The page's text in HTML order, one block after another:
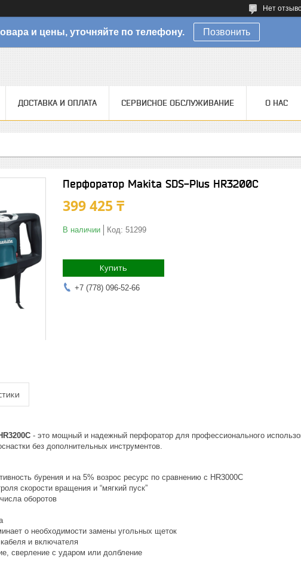
Нет
и цены, уточняйте по телефону. Позвонить
ДОСТАВКА И ОПЛАТА СЕРВИСНОЕ ОБСЛУЖИВАНИЕ О НАС
Перфоратор Makita SDS-Plus HR3200С
399 425 ₸
В наличии Код: 51299
Купить
+7 (778) 096-52-66
- это мощный и надежный перфоратор для профессионального
без дополнительных инструментов.
бурения и на 5% возрос ресурс по сравнению с HR3000C
скорости вращения и “мягкий пуск”
оборотов
о необходимости замены угольных щеток
и включателя
сверление с ударом или долбление